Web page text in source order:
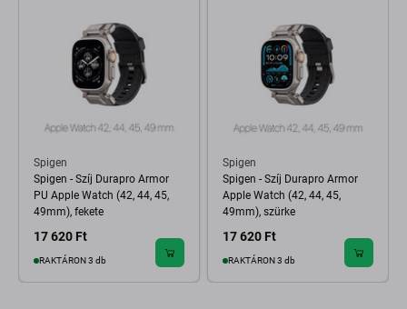
Spigen
Spigen - Szíj Durapro Armor
PU Apple Watch (42, 44, 45,
49mm), fekete
17 620 Ft
RAKTÁRON 3 db
Spigen
Spigen - Szíj Durapro Armor
Apple Watch (42, 44, 45,
49mm), szürke
17 620 Ft
RAKTÁRON 3 db